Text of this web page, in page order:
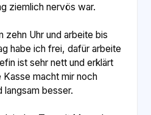
ziemlich nervös war.
zehn Uhr und arbeite bis
habe ich frei, dafür arbeite
ist sehr nett und erklärt
Kasse macht mir noch
langsam besser.